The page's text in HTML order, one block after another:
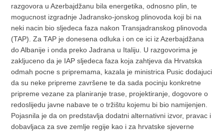
razgovora u Azerbajdžanu bila energetika, odnosno plin, te
mogucnost izgradnje Jadransko-jonskog plinovoda koji bi na
neki nacin bio sljedeca faza nakon Transjadranskog plinovoda
(TAP). Za TAP je donesena odluka i on ce ici iz Azerbajdžana
do Albanije i onda preko Jadrana u Italiju. U razgovorima je
zakljuceno da je IAP sljedeca faza koja zahtjeva da Hrvatska
odmah pocne s pripremama, kazala je ministrica Pusic dodajuci
da su neke pripreme završene te da sada pocinju konkretne
pripreme vezane za planiranje trase, projektiranje, dogovore o
redoslijedu javne nabave te o tržištu kojemu bi bio namijenjen.
Pojasnila je da on predstavlja dodatni alternativni izvor, pravac i
dobavljaca za sve zemlje regije kao i za hrvatske sjeverne